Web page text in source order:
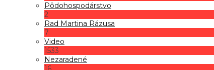
Pôdohospodárstvo
2
Rad Martina Rázusa
7
Video
1533
Nezaradené